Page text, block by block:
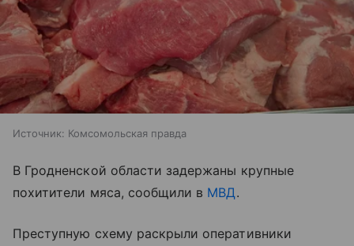
Источник: Комсомольская правда
В Гродненской области задержаны крупные
похитители мяса, сообщили в МВД.
Преступную схему раскрыли оперативники